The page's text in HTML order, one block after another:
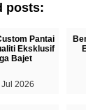
posts:
Pantai
Eksklusif
Bajet
Jul 2026